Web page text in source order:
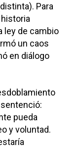
Para
ley de cambio
un caos
en diálogo
pueda
y voluntad.